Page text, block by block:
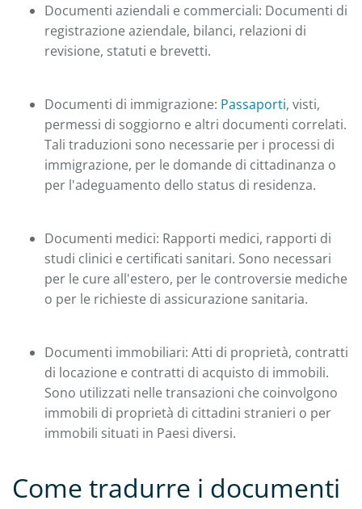
Documenti aziendali e commerciali: Documenti di
registrazione aziendale, bilanci, relazioni di
revisione, statuti e brevetti.
Documenti di immigrazione: Passaporti, visti,
permessi di soggiorno e altri documenti correlati.
Tali traduzioni sono necessarie per i processi di
immigrazione, per le domande di cittadinanza o
per l'adeguamento dello status di residenza.
Documenti medici: Rapporti medici, rapporti di
studi clinici e certificati sanitari. Sono necessari
per le cure all'estero, per le controversie mediche
o per le richieste di assicurazione sanitaria.
Documenti immobiliari: Atti di proprietà, contratti
di locazione e contratti di acquisto di immobili.
Sono utilizzati nelle transazioni che coinvolgono
immobili di proprietà di cittadini stranieri o per
immobili situati in Paesi diversi.
Come tradurre i documenti